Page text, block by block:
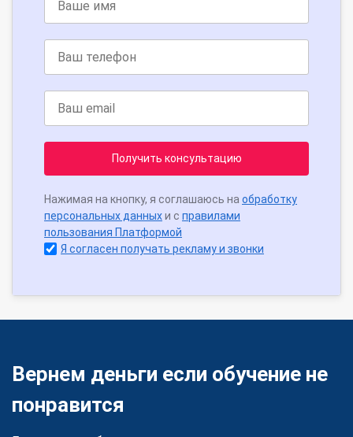
Получить консультацию
Нажимая на кнопку, я соглашаюсь на обработку
персональных данныхи с правилами
пользования Платформой
Я согласен получать рекламу и звонки
Вернем деньги если обучение не
понравится